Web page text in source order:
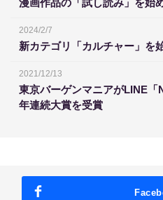
2024/2/7
新カテゴリ「カルチャー」を
2021/12/13
東京バーゲンマニアがLINE「
年連続大賞を受賞